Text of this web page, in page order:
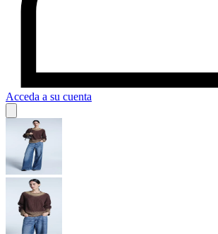
Acceda a su cuenta